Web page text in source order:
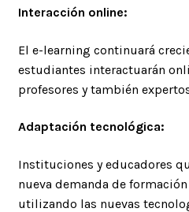
Interacción online:
El e-learning continuará
estudiantes interactuarán
profesores y también
Adaptación tecnológica:
Instituciones y educadores
nueva demanda de
utilizando las nuevas